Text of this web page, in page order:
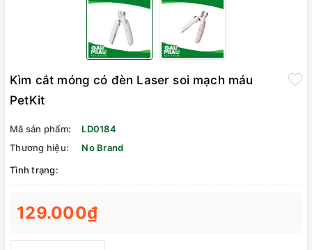
Kìm cắt móng có đèn Laser soi mạch máu
PetKit
Mã sản phẩm:
LD0184
Thương hiệu:
No Brand
Tình trạng:
129.000₫